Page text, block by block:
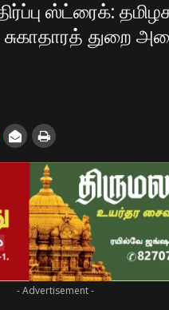
ஸ்ட்ரைக்:
சுகாதாரத் துறை
- Advertisement -